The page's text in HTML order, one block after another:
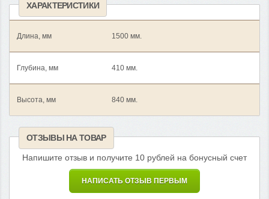
ХАРАКТЕРИСТИКИ
Длина, мм 1500 мм.
Глубина, мм 410 мм.
Высота, мм 840 мм.
ОТЗЫВЫ НА ТОВАР
Напишите отзыв и получите 10 рублей на бонусный счет
НАПИСАТЬ ОТЗЫВ ПЕРВЫМ